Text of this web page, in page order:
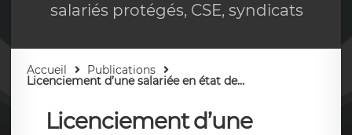
salariés protégés, CSE, syndicats
Accueil Publications
Licenciement d’une salariée en état de...
Licenciement d’une